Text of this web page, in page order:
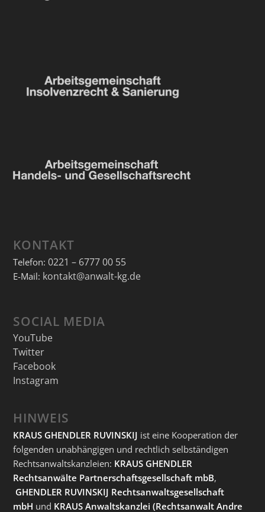
KONTAKT
Telefon: 0221 – 6777 00 55
E-Mail: kontakt@anwalt-kg.de
SOCIAL MEDIA
YouTube
Twitter
Facebook
Instagram
HINWEIS
KRAUS GHENDLER RUVINSKIJ ist eine Kooperation der
folgenden unabhängigen und rechtlich selbständigen
Rechtsanwaltskanzleien: KRAUS GHENDLER
Rechtsanwälte Partnerschaftsgesellschaft mbB,
GHENDLER RUVINSKIJ Rechtsanwaltsgesellschaft
mbH und KRAUS Anwaltskanzlei (Rechtsanwalt Andre